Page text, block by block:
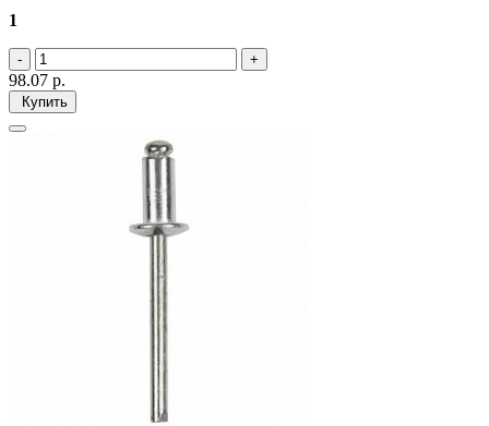
1
98.07 р.
Купить